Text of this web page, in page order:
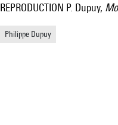
REPRODUCTION P. Dupuy,
Philippe Dupuy